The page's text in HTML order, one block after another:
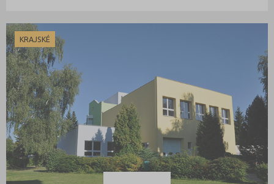
KRAJSKÉ